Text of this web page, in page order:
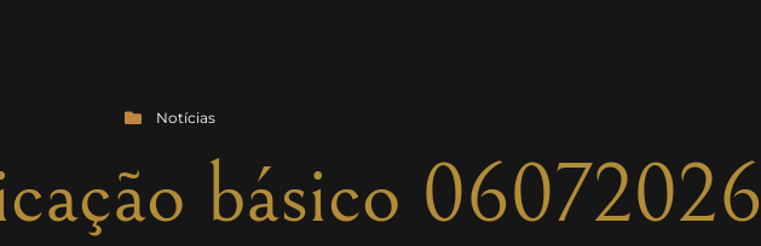
Notícias
básico 06072026